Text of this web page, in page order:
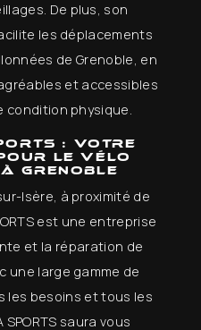
De plus, son
les déplacements
de Grenoble, en
et accessibles
condition physique.
: Votre
le vélo
Grenoble
Isère, à proximité de
est une entreprise
et la réparation de
une large gamme de
les besoins et tous les
SPORTS saura vous